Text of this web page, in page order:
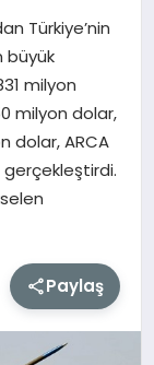
Türkiye’nin
büyük
milyon
milyon dolar,
dolar, ARCA
Paylaş